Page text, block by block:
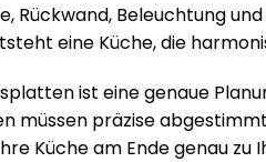
Rückwand, Beleuchtung
eine Küche, die
ist eine genaue
müssen präzise
Küche am Ende genau zu